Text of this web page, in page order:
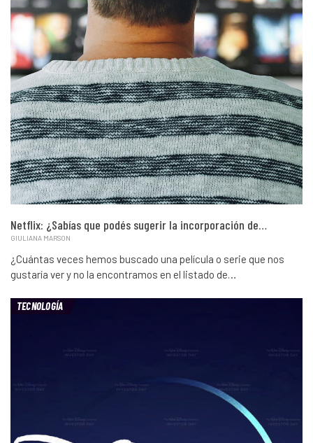
Netflix: ¿Sabías que podés sugerir la incorporación de…
GIULIANA MARSON
¿Cuántas veces hemos buscado una película o serie que nos
gustaría ver y no la encontramos en el listado de…
TECNOLOGÍA